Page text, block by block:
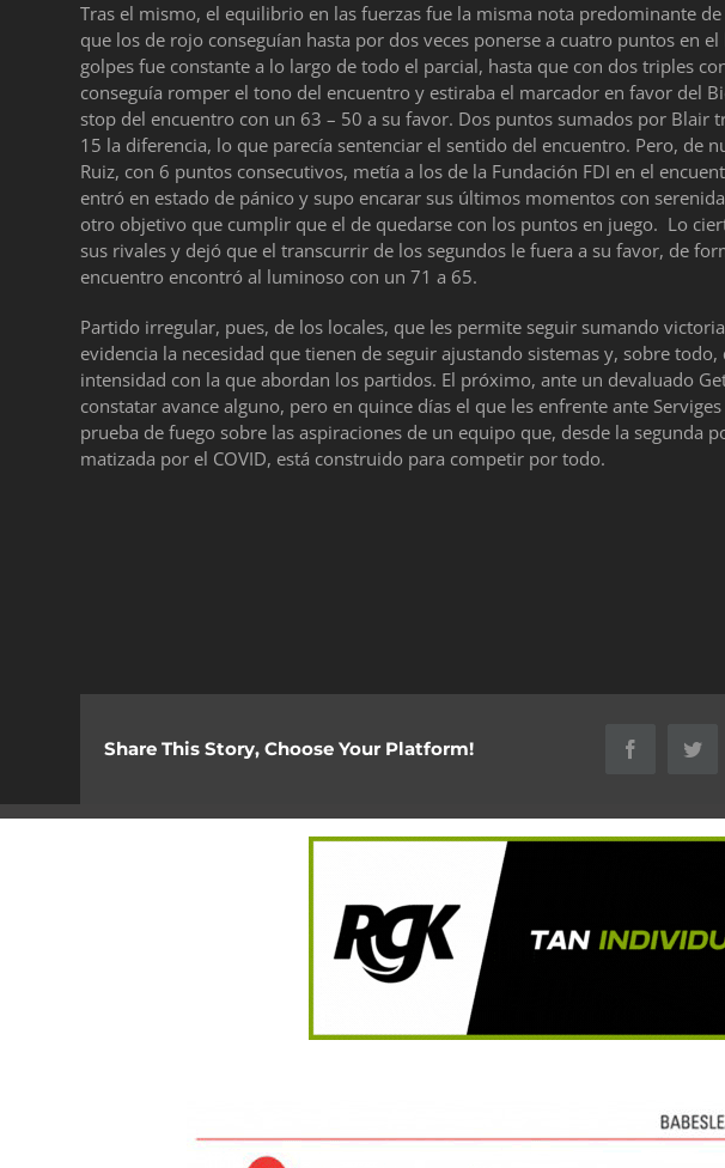
Tras el mismo, el equilibrio en las fuerzas fue la misma nota predominante
que los de rojo conseguían hasta por dos veces ponerse a cuatro puntos en
golpes fue constante a lo largo de todo el parcial, hasta que con dos triples
conseguía romper el tono del encuentro y estiraba el marcador en favor del
stop del encuentro con un 63 – 50 a su favor. Dos puntos sumados por Blair
15 la diferencia, lo que parecía sentenciar el sentido del encuentro. Pero, de
Ruiz, con 6 puntos consecutivos, metía a los de la Fundación FDI en el
entró en estado de pánico y supo encarar sus últimos momentos con
otro objetivo que cumplir que el de quedarse con los puntos en juego. Lo
sus rivales y dejó que el transcurrir de los segundos le fuera a su favor, de
encuentro encontró al luminoso con un 71 a 65.
Partido irregular, pues, de los locales, que les permite seguir sumando
evidencia la necesidad que tienen de seguir ajustando sistemas y, sobre
intensidad con la que abordan los partidos. El próximo, ante un devaluado
constatar avance alguno, pero en quince días el que les enfrente ante
prueba de fuego sobre las aspiraciones de un equipo que, desde la segunda
matizada por el COVID, está construido para competir por todo.
Share This Story, Choose Your Platform! Facebook